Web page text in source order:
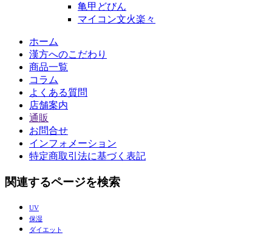
亀甲どびん
マイコン文火楽々
ホーム
漢方へのこだわり
商品一覧
コラム
よくある質問
店舗案内
通販
お問合せ
インフォメーション
特定商取引法に基づく表記
関連するページを検索
UV
保湿
ダイエット